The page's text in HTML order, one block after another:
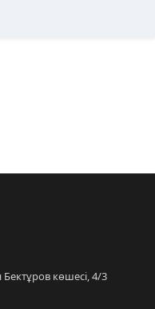
Бектұров көшесі, 4/3